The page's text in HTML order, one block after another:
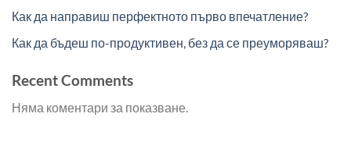
Как да направиш перфектното първо впечатление?
Как да бъдеш по-продуктивен, без да се преуморяваш?
Recent Comments
Няма коментари за показване.